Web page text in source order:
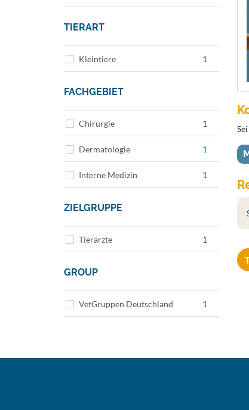
TIERART
Kleintiere 1
FACHGEBIET
Chirurgie 1
Dermatologie 1
Interne Medizin 1
ZIELGRUPPE
Tierärzte 1
GROUP
VetGruppen Deutschland 1